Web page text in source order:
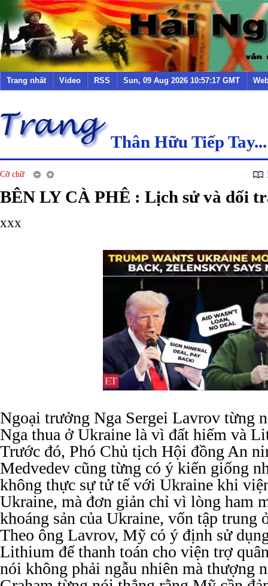
Trang nhất Video RSS Sun, 09 Aug 2026 10:57:17 GMT
Thân Hữu Tiếp Tay...
Cỡ chữ
BÊN LY CÀ PHÊ : Lịch sử và dối
xxx
Ngoại trưởng Nga Sergei Lavrov từng
Nga thua ở Ukraine là vì đất hiếm và
Trước đó, Phó Chủ tịch Hội đồng An
Medvedev cũng từng có ý kiến giống
không thực sự tử tế với Ukraine khi
Ukraine, mà đơn giản chỉ vì lòng ham
khoáng sản của Ukraine, vốn tập trung
Theo ông Lavrov, Mỹ có ý định sử
Lithium để thanh toán cho viện trợ
nói không phải ngẫu nhiên mà thượng